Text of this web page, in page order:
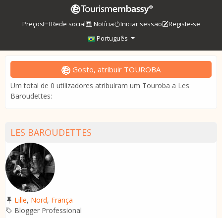
Preços Rede social Notícia Iniciar sessão
Registe-se
Português
Gosto, atribuir TOUROBA
Um total de 0 utilizadores atribuíram um Touroba a Les
Baroudettes:
LES BAROUDETTES
Lille, Nord, França
Blogger Professional